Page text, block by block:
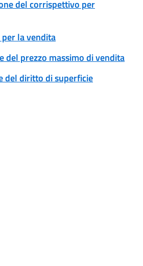
del corrispettivo per
la vendita
del prezzo massimo di vendita
del diritto di superficie